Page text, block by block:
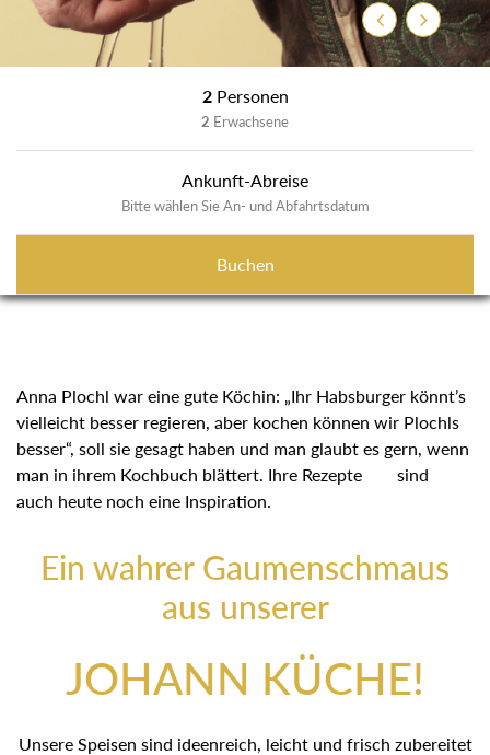
ZurückWeiter
2 Personen
2 Erwachsene
Ankunft-Abreise
Bitte wählen Sie An- und Abfahrtsdatum
Buchen
Anna Plochl war eine gute Köchin: „Ihr Habsburger könnt’s
vielleicht besser regieren, aber kochen können wir Plochls
besser“, soll sie gesagt haben und man glaubt es gern, wenn
man in ihrem Kochbuch blättert. Ihre Rezepte sind
auch heute noch eine Inspiration.
Ein wahrer Gaumenschmaus
aus unserer
JOHANN KÜCHE!
Unsere Speisen sind ideenreich, leicht und frisch zubereitet